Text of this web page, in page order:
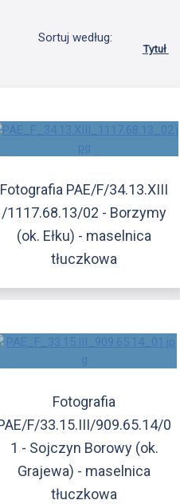
Sortuj według:
Tytuł
Fotografia PAE/F/34.13.XIII
/1117.68.13/02 - Borzymy
(ok. Ełku) - maselnica
tłuczkowa
Fotografia
F/33.15.III/909.65.14/0
1 - Sojczyn Borowy (ok.
Grajewa) - maselnica
tłuczkowa